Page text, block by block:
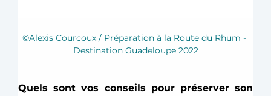
©Alexis Courcoux / Préparation à la Route du Rhum -
Destination Guadeloupe 2022
Quels sont vos conseils pour préserver son